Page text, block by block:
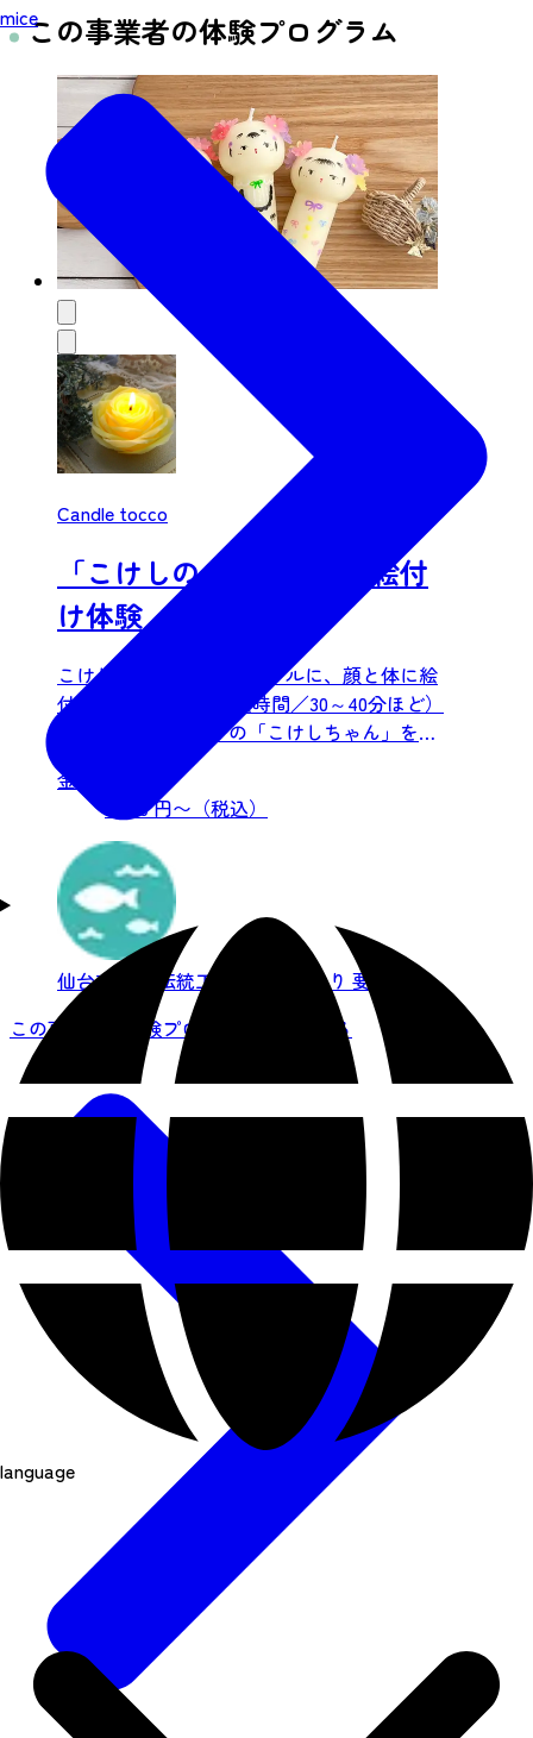
mice
language
この事業者の体験プログラム
Candle tocco
「こけしのキャンドル」絵付
け体験
こけしの形をしたキャンドルに、顔と体に絵
付けをします。 （作業時間／30～40分ほど）
自由に愛嬌たっぷりの「こけしちゃん」をお
金額：
2,200 円〜（税込）
仙台市東部 伝統工芸・ものづくり 要申込
この事業者の体験プログラム一覧を見る